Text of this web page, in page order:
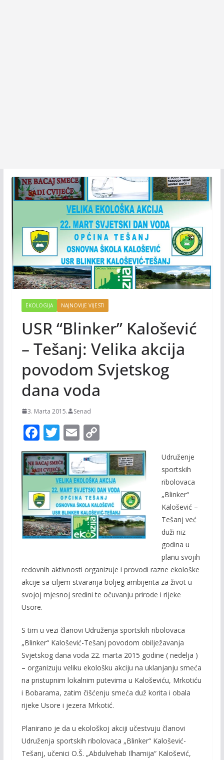
EKOLOGIJA NAJNOVIJE VIJESTI
USR “Blinker” Kalošević
– Tešanj: Velika akcija
povodom Svjetskog
dana voda
3. Marta 2015. Senad
F
ac
e
b
o
o
k
T
w
itt
er
E
m
ai
l
C
o
p
y
Li
n
k
Udruženje
sportskih
ribolovaca
„Blinker“
Kalošević –
Tešanj već
duži niz
godina u
planu svojih
redovnih aktivnosti organizuje i provodi razne ekološke
akcije sa ciljem stvaranja boljeg ambijenta za život u
svojoj mjesnoj sredini te očuvanju prirode i rijeke
Usore.
S tim u vezi članovi Udruženja sportskih ribolovaca
„Blinker“ Kalošević-Tešanj povodom obilježavanja
Svjetskog dana voda 22. marta 2015 godine ( nedelja )
– organizuju veliku ekološku akciju na uklanjanju smeća
na pristupnim lokalnim putevima u Kaloševiću, Mrkotiću
i Bobarama, zatim čišćenju smeća duž korita i obala
rijeke Usore i jezera Mrkotić.
Planirano je da u ekološkoj akciji učestvuju članovi
Udruženja sportskih ribolovaca „Blinker“ Kalošević-
Tešanj, učenici O.Š. „Abdulvehab Ilhamija“ Kalošević,